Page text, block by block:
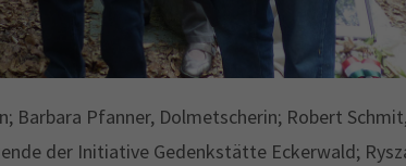
Pfanner, Dolmetscherin; Robert
der Initiative Gedenkstätte Eckerwald;